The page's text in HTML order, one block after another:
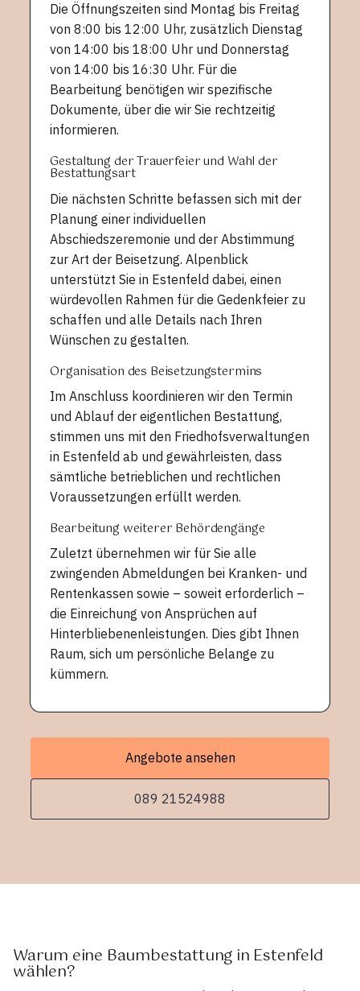
Die Öffnungszeiten sind Montag bis Freitag
von 8:00 bis 12:00 Uhr, zusätzlich Dienstag
von 14:00 bis 18:00 Uhr und Donnerstag
von 14:00 bis 16:30 Uhr. Für die
Bearbeitung benötigen wir spezifische
Dokumente, über die wir Sie rechtzeitig
informieren.
Gestaltung der Trauerfeier und Wahl der
Bestattungsart
Die nächsten Schritte befassen sich mit der
Planung einer individuellen
Abschiedszeremonie und der Abstimmung
zur Art der Beisetzung. Alpenblick
unterstützt Sie in Estenfeld dabei, einen
würdevollen Rahmen für die Gedenkfeier zu
schaffen und alle Details nach Ihren
Wünschen zu gestalten.
Organisation des Beisetzungstermins
Im Anschluss koordinieren wir den Termin
und Ablauf der eigentlichen Bestattung,
stimmen uns mit den Friedhofsverwaltungen
in Estenfeld ab und gewährleisten, dass
sämtliche betrieblichen und rechtlichen
Voraussetzungen erfüllt werden.
Bearbeitung weiterer Behördengänge
Zuletzt übernehmen wir für Sie alle
zwingenden Abmeldungen bei Kranken- und
Rentenkassen sowie – soweit erforderlich –
die Einreichung von Ansprüchen auf
Hinterbliebenenleistungen. Dies gibt Ihnen
Raum, sich um persönliche Belange zu
kümmern.
Angebote ansehen
089 21524988
Warum eine Baumbestattung in Estenfeld
wählen?